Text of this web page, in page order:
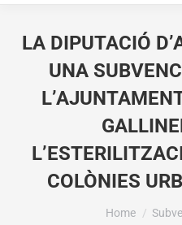
LA DIPUTACIÓ
UNA
COLÒNIES
Home